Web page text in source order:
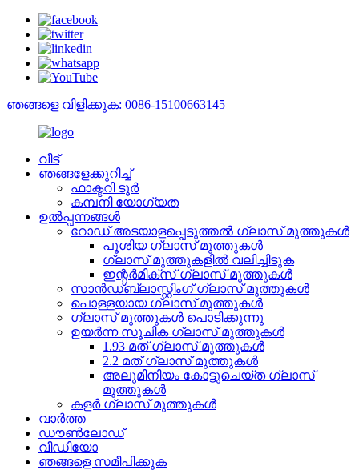
ഞങ്ങളെ വിളിക്കുക: 0086-15100663145
വീട്
ഞങ്ങളേക്കുറിച്ച്
ഫാക്ടറി ടൂർ
കമ്പനി യോഗ്യത
ഉൽപ്പന്നങ്ങൾ
റോഡ് അടയാളപ്പെടുത്തൽ ഗ്ലാസ് മുത്തുകൾ
പൂശിയ ഗ്ലാസ് മുത്തുകൾ
ഗ്ലാസ് മുത്തുകളിൽ വലിച്ചിടുക
ഇന്റർമിക്സ് ഗ്ലാസ് മുത്തുകൾ
സാൻഡ്ബ്ലാസ്റ്റിംഗ് ഗ്ലാസ് മുത്തുകൾ
പൊള്ളയായ ഗ്ലാസ് മുത്തുകൾ
ഗ്ലാസ് മുത്തുകൾ പൊടിക്കുന്നു
ഉയർന്ന സൂചിക ഗ്ലാസ് മുത്തുകൾ
1.93 മത് ഗ്ലാസ് മുത്തുകൾ
2.2 മത് ഗ്ലാസ് മുത്തുകൾ
അലുമിനിയം കോട്ടുചെയ്ത ഗ്ലാസ്
മുത്തുകൾ
കളർ ഗ്ലാസ് മുത്തുകൾ
വാർത്ത
ഡൗൺലോഡ്
വീഡിയോ
ഞങ്ങളെ സമീപിക്കുക